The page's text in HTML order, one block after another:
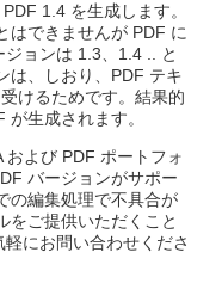
1.4 を生成します。
はできませんが PDF に
ョンは 1.3、1.4 .. と
は、しおり、PDF テキ
けるためです。結果的
生成されます。
および PDF ポートフォ
バージョンがサポー
の編集処理で不具合が
をご提供いただくこと
にお問い合わせくださ